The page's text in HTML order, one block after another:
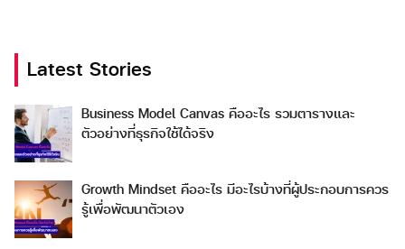
for:
Latest Stories
Business Model Canvas คืออะไร รวมตารางและ
ตัวอย่างที่ธุรกิจใช้ได้จริง
Growth Mindset คืออะไร มีอะไรบ้างที่ผู้ประกอบการควร
รู้เพื่อพัฒนาตัวเอง